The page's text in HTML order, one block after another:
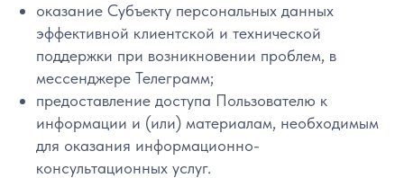
оказание Субъекту персональных данных
эффективной клиентской и технической
поддержки при возникновении проблем, в
мессенджере Телеграмм;
предоставление доступа Пользователю к
информации и (или) материалам, необходимым
для оказания информационно-
консультационных услуг.